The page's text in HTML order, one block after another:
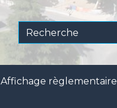
Affichage règlementaire